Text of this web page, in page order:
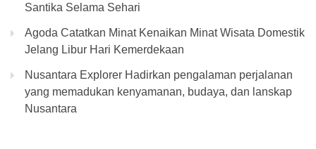
Santika Selama Sehari
Agoda Catatkan Minat Kenaikan Minat Wisata Domestik
Jelang Libur Hari Kemerdekaan
Nusantara Explorer Hadirkan pengalaman perjalanan
yang memadukan kenyamanan, budaya, dan lanskap
Nusantara